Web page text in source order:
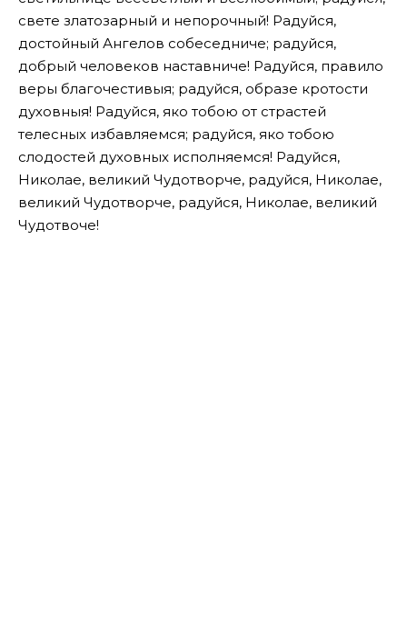
свете златозарный и непорочный! Радуйся,
достойный Ангелов собеседниче; радуйся,
добрый человеков наставниче! Радуйся, правило
веры благочестивыя; радуйся, образе кротости
духовныя! Радуйся, яко тобою от страстей
телесных избавляемся; радуйся, яко тобою
слодостей духовных исполняемся! Радуйся,
Николае, великий Чудотворче, радуйся, Николае,
великий Чудотворче, радуйся, Николае, великий
Чудотвоче!